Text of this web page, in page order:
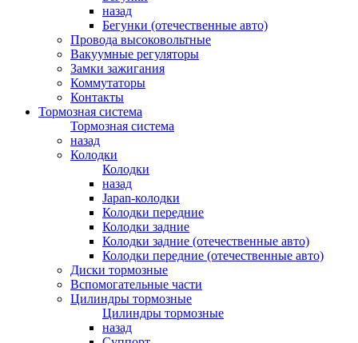
назад
Бегунки (отечественные авто)
Провода высоковольтные
Вакуумные регуляторы
Замки зажигания
Коммутаторы
Контакты
Тормозная система
Тормозная система
назад
Колодки
Колодки
назад
Japan-колодки
Колодки передние
Колодки задние
Колодки задние (отечественные авто)
Колодки передние (отечественные авто)
Диски тормозные
Вспомогательные части
Цилиндры тормозные
Цилиндры тормозные
назад